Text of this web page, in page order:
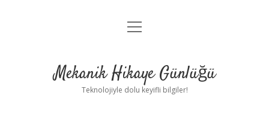
Anasayfa
Yasal Uyarı
menüyü
Mekanik Hikaye Günlüğü
Teknolojiyle dolu keyifli bilgiler!